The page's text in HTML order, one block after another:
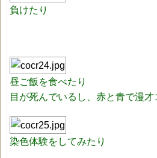
負けたり
昼ご飯を食べたり
目が死んでいるし、赤と青で漫才
染色体験をしてみたり